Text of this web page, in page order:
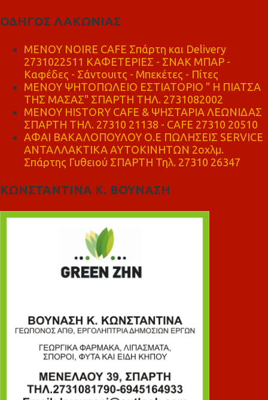
ΟΔΗΓΟΣ ΛΑΚΩΝΙΑΣ
MENOY NOIRE CAFE Σπάρτη και Delivery
2731022511 ΚΑΦΕΤΕΡΙΕΣ - ΣΝΑΚ ΜΠΑΡ -
Καφέδες - Σάντουιτς - Μπεκέτες - Πίτες
ΜΕΝΟΥ ΨΗΤΟΠΩΛΕΙΟ ΕΣΤΙΑΤΟΡΙΟ " Η ΠΙΑΤΣΑ
ΤΗΣ ΜΑΣΑΣ" ΣΠΑΡΤΗ ΤΗΛ. 2731082002
ΜΕΝΟΥ HISTORY CAFE & ΨΗΣΤΑΡΙΑ ΛΕΩΝΙΔΑΣ
ΣΠΑΡΤΗ ΤΗΛ. 27310 21138 - CAFE 27310 20510
ΑΦΑΙ ΒΑΚΑΛΟΠΟΥΛΟΥ Ο.Ε ΠΩΛΗΣΕΙΣ SERVICE
ΑΝΤΑΛΛΑΚΤΙΚΑ ΑΥΤΟΚΙΝΗΤΩΝ 2οχλμ.
Σπάρτης Γυθειού ΣΠΑΡΤΗ Τηλ. 27310 26347
ΚΩΝΣΤΑΝΤΙΝΑ Κ. ΒΟΥΝΑΣΗ